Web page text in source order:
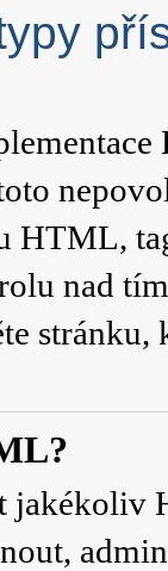
HTML,
nad
jakékoliv